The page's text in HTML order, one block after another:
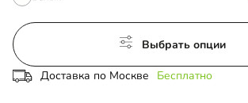
Выбрать опции
Доставка по Москве Бесплатно